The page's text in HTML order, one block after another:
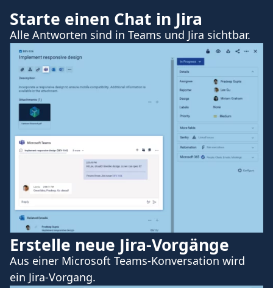
Starte einen Chat in Jira
Alle Antworten sind in Teams und Jira sichtbar.
Erstelle neue Jira-Vorgänge
Aus einer Microsoft Teams-Konversation wird
ein Jira-Vorgang.